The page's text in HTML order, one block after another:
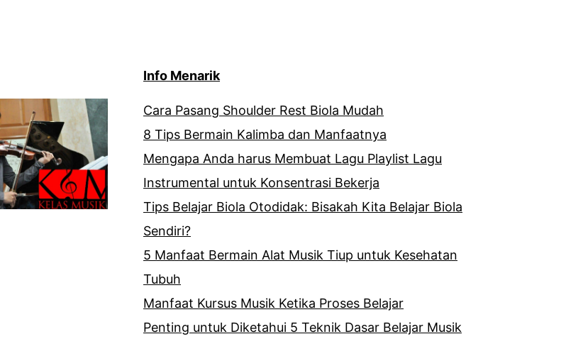
Info Menarik
Cara Pasang Shoulder Rest Biola Mudah
8 Tips Bermain Kalimba dan Manfaatnya
Mengapa Anda harus Membuat Lagu Playlist Lagu
Instrumental untuk Konsentrasi Bekerja
Tips Belajar Biola Otodidak: Bisakah Kita Belajar Biola
Sendiri?
5 Manfaat Bermain Alat Musik Tiup untuk Kesehatan
Tubuh
Manfaat Kursus Musik Ketika Proses Belajar
Penting untuk Diketahui 5 Teknik Dasar Belajar Musik